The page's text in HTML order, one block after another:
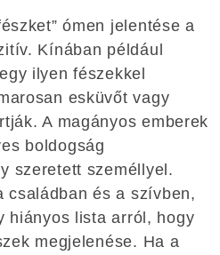
ómen jelentése a
Kínában például
ilyen fészekkel
esküvőt vagy
A magányos emberek
boldogság
szeretett személlyel.
családban és a szívben,
hiányos lista arról, hogy
megjelenése. Ha a